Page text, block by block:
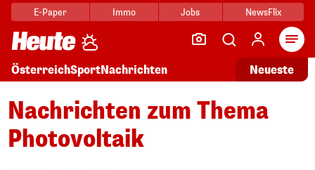
E-Paper Immo Jobs NewsFlix
ÖsterreichSportNachrichten Neueste
Nachrichten zum Thema
Photovoltaik